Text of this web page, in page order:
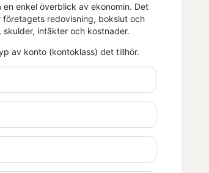
enkel överblick av ekonomin. Det
redovisning, bokslut och
intäkter och kostnader.
av konto (kontoklass) det tillhör.